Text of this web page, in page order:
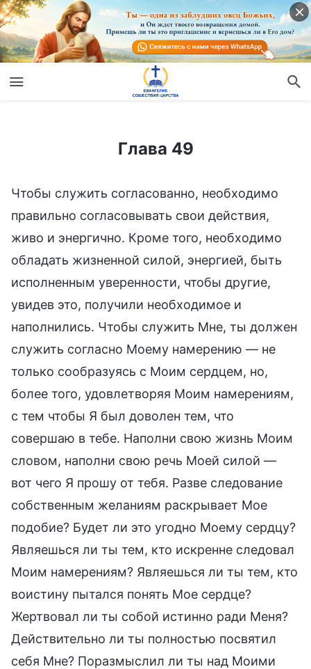
Глава 49
Чтобы служить согласованно, необходимо
правильно согласовывать свои действия,
живо и энергично. Кроме того, необходимо
обладать жизненной силой, энергией, быть
исполненным уверенности, чтобы другие,
увидев это, получили необходимое и
наполнились. Чтобы служить Мне, ты должен
служить согласно Моему намерению — не
только сообразуясь с Моим сердцем, но,
более того, удовлетворяя Моим намерениям,
с тем чтобы Я был доволен тем, что
совершаю в тебе. Наполни свою жизнь Моим
словом, наполни свою речь Моей силой —
вот чего Я прошу от тебя. Разве следование
собственным желаниям раскрывает Мое
подобие? Будет ли это угодно Моему сердцу?
Являешься ли ты тем, кто искренне следовал
Моим намерениям? Являешься ли ты тем, кто
воистину пытался понять Мое сердце?
Жертвовал ли ты собой истинно ради Меня?
Действительно ли ты полностью посвятил
себя Мне? Поразмыслил ли ты над Моими